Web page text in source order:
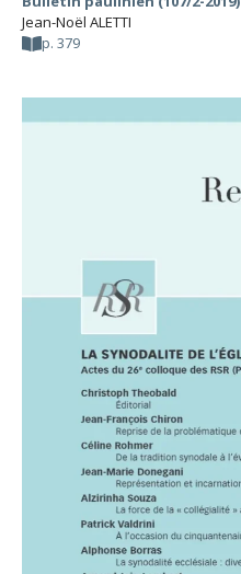
Jean-Noël ALETTI
p. 379